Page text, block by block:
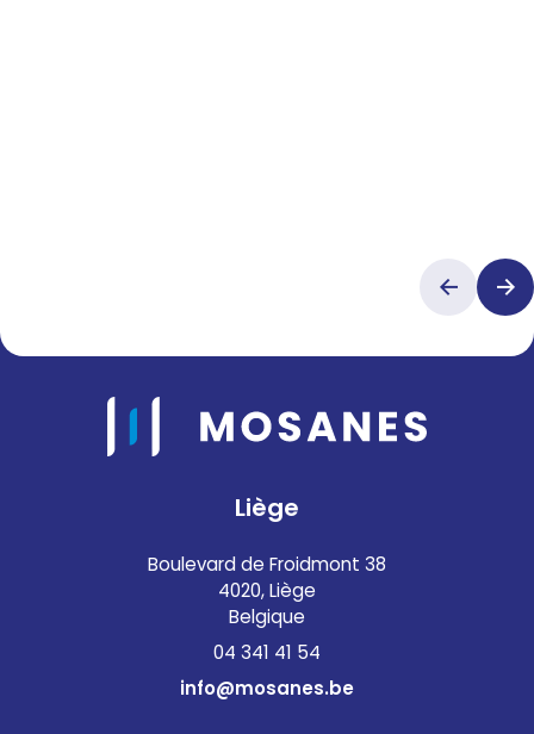
Liège
Boulevard de Froidmont 38
4020, Liège
Belgique
04 341 41 54
info@mosanes.be